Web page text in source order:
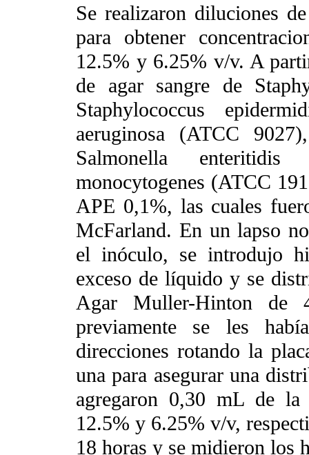
Se realizaron diluciones
para obtener
12.5% y 6.25% v/v. A
de agar sangre de
Staphylococcus
aeruginosa (ATCC
Salmonella
monocytogenes (ATCC
APE 0,1%, las cuales
McFarland. En un lapso
el inóculo, se introdujo
exceso de líquido y se
Agar Muller-Hinton
previamente se les
direcciones rotando la
una para asegurar una
agregaron 0,30 mL de
12.5% y 6.25% v/v,
18 horas y se midieron los